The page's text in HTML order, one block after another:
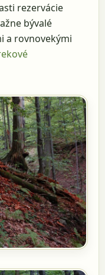
rezervácie
bývalé
a rovnovekými